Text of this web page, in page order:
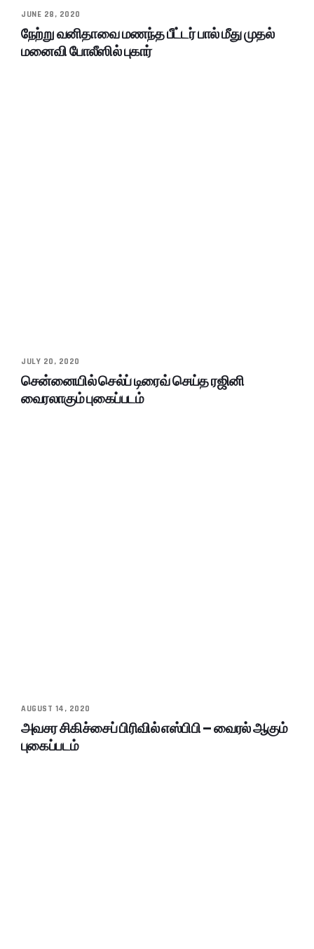
JUNE 28, 2020
நேற்று வனிதாவை மணந்த பீட்டர் பால் மீது முதல்
மனைவி போலீஸில் புகார்
JULY 20, 2020
சென்னையில் செல்ப் டிரைவ் செய்த ரஜினி
வைரலாகும் புகைப்படம்
AUGUST 14, 2020
அவசர சிகிச்சைப் பிரிவில் எஸ்பிபி – வைரல் ஆகும்
புகைப்படம்